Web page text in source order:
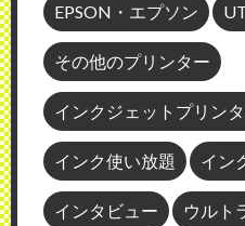
EPSON・エプソン
その他のプリンター
インクジェットプリン
インク使い放題 イン
インタビュー ウルト